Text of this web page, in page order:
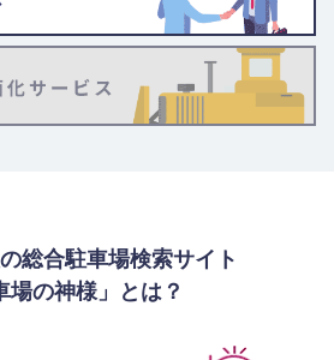
総合駐車場検索サイト
場の神様」とは？